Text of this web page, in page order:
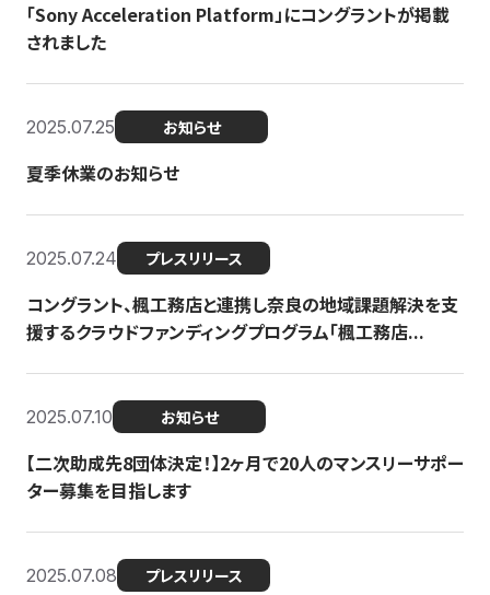
「Sony Acceleration Platform」にコングラントが掲載
されました
2025.07.25 お知らせ
夏季休業のお知らせ
2025.07.24 プレスリリース
コングラント、楓工務店と連携し奈良の地域課題解決を支
援するクラウドファンディングプログラム「楓工務店...
2025.07.10 お知らせ
【二次助成先8団体決定！】2ヶ月で20人のマンスリーサポー
ター募集を目指します
2025.07.08 プレスリリース